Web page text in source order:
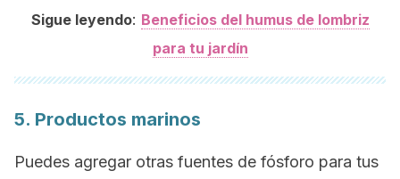
Sigue leyendo: Beneficios del humus de lombriz
para tu jardín
5. Productos marinos
Puedes agregar otras fuentes de fósforo para tus